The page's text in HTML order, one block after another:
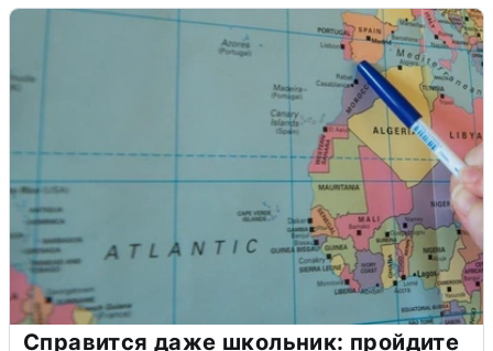
Справится даже школьник: пройдите